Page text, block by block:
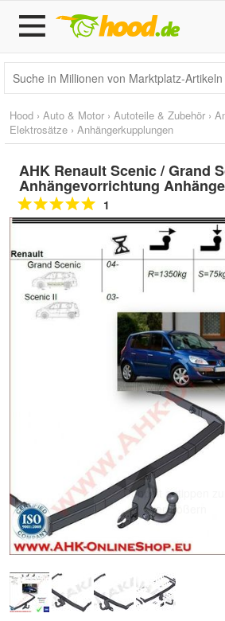
Hood › Auto & Motor › Autoteile & Zubehör ›
Elektrosätze › Anhängerkupplungen
AHK Renault Scenic / Grand
Anhängevorrichtung
1
Doppelt antippen zum
vergrößern